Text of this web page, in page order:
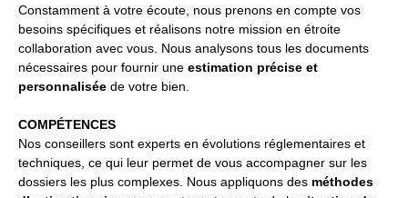
Constamment à votre écoute, nous prenons en compte vos
besoins spécifiques et réalisons notre mission en étroite
collaboration avec vous. Nous analysons tous les documents
nécessaires pour fournir une estimation précise et
personnalisée de votre bien.
COMPÉTENCES
Nos conseillers sont experts en évolutions réglementaires et
techniques, ce qui leur permet de vous accompagner sur les
dossiers les plus complexes. Nous appliquons des méthodes